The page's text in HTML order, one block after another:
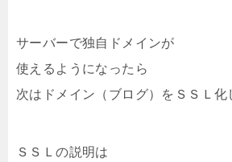
サーバーで独自ドメインが
使えるようになったら
次はドメイン（ブログ）をＳＳＬ化
ＳＳＬの説明は